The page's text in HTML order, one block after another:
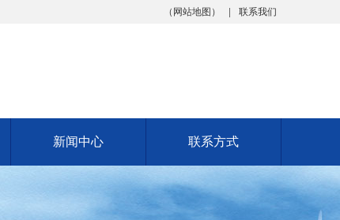
（ 网站地图 ） 联系我们
新闻中心 联系方式